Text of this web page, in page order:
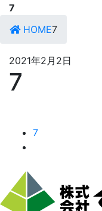
7
HOME7
2021年2月2日
7
7